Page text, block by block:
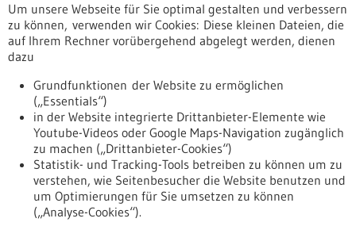
Erscheinungsdatum
Nach oben
Um unsere Webseite für Sie optimal gestalten und verbessern
zu können, verwenden wir Cookies: Diese kleinen Dateien, die
auf Ihrem Rechner vorübergehend abgelegt werden, dienen
dazu
Grundfunktionen der Website zu ermöglichen
(„Essentials“)
in der Website integrierte Drittanbieter-Elemente wie
Youtube-Videos oder Google Maps-Navigation zugänglich
zu machen („Drittanbieter-Cookies“)
Statistik- und Tracking-Tools betreiben zu können um zu
verstehen, wie Seitenbesucher die Website benutzen und
um Optimierungen für Sie umsetzen zu können
(„Analyse-Cookies“).